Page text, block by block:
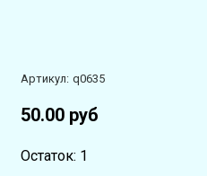
Артикул: q0635
50.00 руб
Остаток: 1